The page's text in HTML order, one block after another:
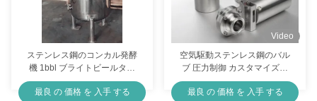
ステンレス鋼のコンカル発酵
機 1bbl ブライトビールタン
ク 貯蔵
最良 の 価格 を 入手 する
Video
空気駆動ステンレス鋼のバル
ブ 圧力制御 カスタマイズサ
イズ
最良 の 価格 を 入手 する